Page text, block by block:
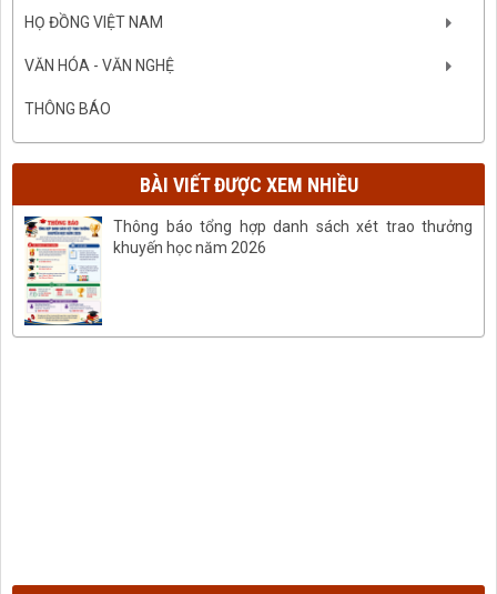
HỌ ĐỒNG VIỆT NAM
VĂN HÓA - VĂN NGHỆ
THÔNG BÁO
BÀI VIẾT ĐƯỢC XEM NHIỀU
Thông báo tổng hợp danh sách xét trao thưởng
khuyến học năm 2026